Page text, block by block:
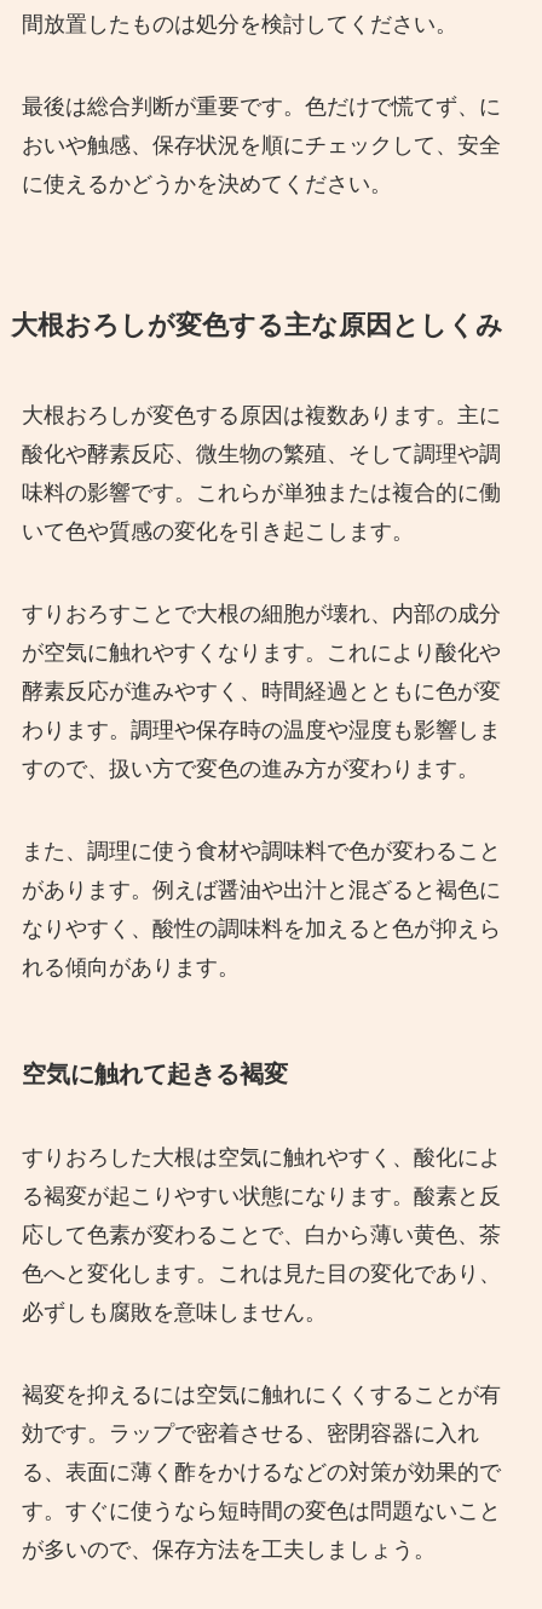
間放置したものは処分を検討してください。
最後は総合判断が重要です。色だけで慌てず、に
おいや触感、保存状況を順にチェックして、安全
に使えるかどうかを決めてください。
大根おろしが変色する主な原因としくみ
大根おろしが変色する原因は複数あります。主に
酸化や酵素反応、微生物の繁殖、そして調理や調
味料の影響です。これらが単独または複合的に働
いて色や質感の変化を引き起こします。
すりおろすことで大根の細胞が壊れ、内部の成分
が空気に触れやすくなります。これにより酸化や
酵素反応が進みやすく、時間経過とともに色が変
わります。調理や保存時の温度や湿度も影響しま
すので、扱い方で変色の進み方が変わります。
また、調理に使う食材や調味料で色が変わること
があります。例えば醤油や出汁と混ざると褐色に
なりやすく、酸性の調味料を加えると色が抑えら
れる傾向があります。
空気に触れて起きる褐変
すりおろした大根は空気に触れやすく、酸化によ
る褐変が起こりやすい状態になります。酸素と反
応して色素が変わることで、白から薄い黄色、茶
色へと変化します。これは見た目の変化であり、
必ずしも腐敗を意味しません。
褐変を抑えるには空気に触れにくくすることが有
効です。ラップで密着させる、密閉容器に入れ
る、表面に薄く酢をかけるなどの対策が効果的で
す。すぐに使うなら短時間の変色は問題ないこと
が多いので、保存方法を工夫しましょう。